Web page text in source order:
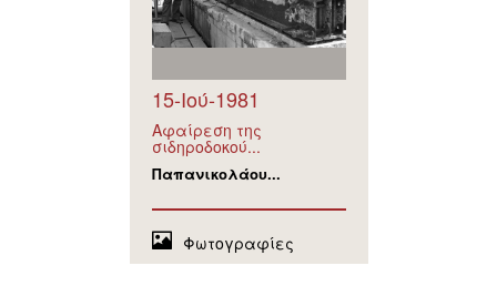
15-Ιού-1981
Αφαίρεση της
σιδηροδοκού...
Παπανικολάου...
Φωτογραφίες